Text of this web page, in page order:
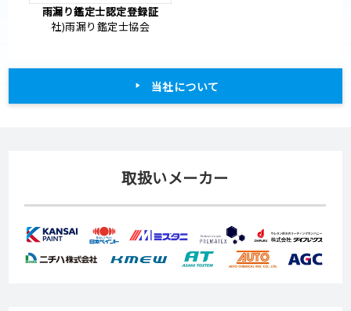
雨漏り鑑定士認定登録証
社)雨漏り鑑定士協会
当社について
取扱いメーカー